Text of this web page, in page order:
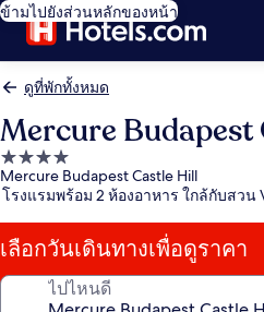
ข้ามไปยังส่วนหลักของหน้า
ดูที่พักทั้งหมด
Mercure Budapest
ที่พัก
4.0
Mercure Budapest Castle Hill
โรงแรมพร้อม 2 ห้องอาหาร ใกล้กับสวน
เลือกวันเดินทางเพื่อดูราคา
ไปไหนดี